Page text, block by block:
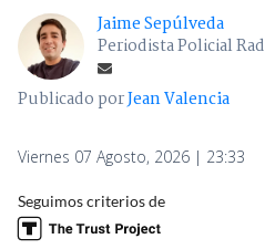
Jaime Sepúlveda
Periodista Policial
Publicado porJean Valencia
Viernes 07 Agosto, 2026 | 23:33
Seguimos criterios de